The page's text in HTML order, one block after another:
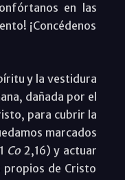
en las
¡Concédenos
y la vestidura
dañada por el
para cubrir la
marcados
Co 2,16) y actuar
propios de Cristo